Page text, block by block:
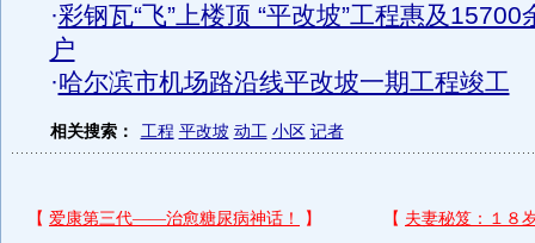
·彩钢瓦“飞”上楼顶 “平改坡”工程惠及15700
户
·哈尔滨市机场路沿线平改坡一期工程竣工
相关搜索： 工程 平改坡 动工 小区 记者